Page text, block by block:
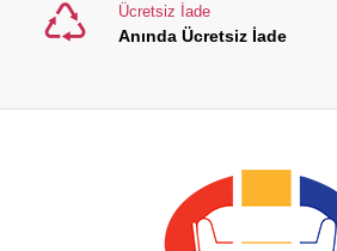
Ücretsiz İade
Anında Ücretsiz İade